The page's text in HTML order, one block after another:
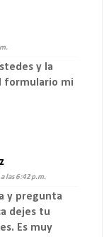
y la
formulario mi
las 6:42 p.m.
y pregunta
dejes tu
Es muy